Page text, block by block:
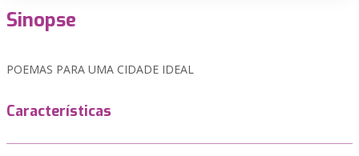
Sinopse
POEMAS PARA UMA CIDADE IDEAL
Características